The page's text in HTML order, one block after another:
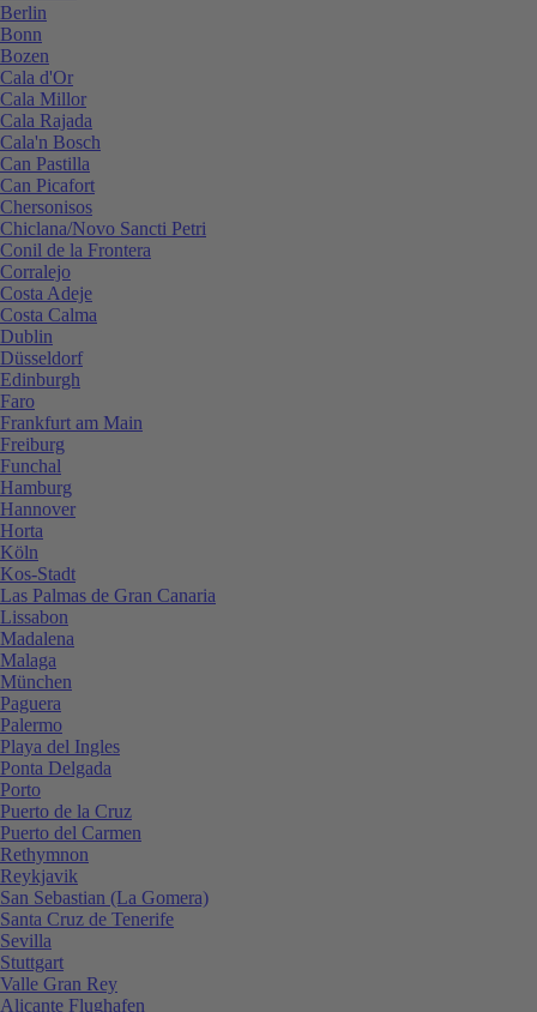
Berlin
Bonn
Bozen
Cala d'Or
Cala Millor
Cala Rajada
Cala'n Bosch
Can Pastilla
Can Picafort
Chersonisos
Chiclana/Novo Sancti Petri
Conil de la Frontera
Corralejo
Costa Adeje
Costa Calma
Dublin
Düsseldorf
Edinburgh
Faro
Frankfurt am Main
Freiburg
Funchal
Hamburg
Hannover
Horta
Köln
Kos-Stadt
Las Palmas de Gran Canaria
Lissabon
Madalena
Malaga
München
Paguera
Palermo
Playa del Ingles
Ponta Delgada
Porto
Puerto de la Cruz
Puerto del Carmen
Rethymnon
Reykjavik
San Sebastian (La Gomera)
Santa Cruz de Tenerife
Sevilla
Stuttgart
Valle Gran Rey
Alicante Flughafen